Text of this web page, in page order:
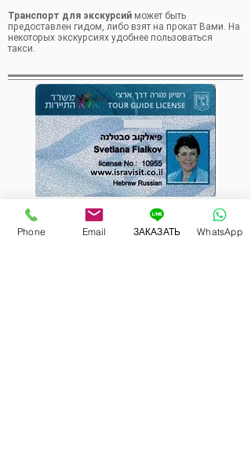
Транспорт для экскурсий может быть
предоставлен гидом, либо взят на прокат Вами. На
некоторых экскурсиях удобнее пользоваться
такси.
Лицензия министерства туризма Израиля No
Phone Email ЗАКАЗАТЬ WhatsApp